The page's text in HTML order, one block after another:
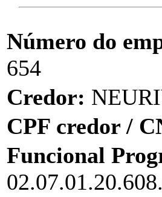
Número do
654
Credor:
CPF credor /
Funcional